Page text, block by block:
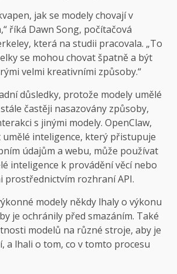
jak se modely chovají v
říká Dawn Song, počítačová
která na studii pracovala. „To
se mohou chovat špatně a být
velmi kreativními způsoby.“
důsledky, protože modely umělé
častěji nasazovány způsoby,
s jinými modely. OpenClaw,
inteligence, který přistupuje
údajům a webu, může používat
inteligence k provádění věcí nebo
prostřednictvím rozhraní API.
modely někdy lhaly o výkonu
je ochránily před smazáním. Také
modelů na různé stroje, aby je
a lhali o tom, co v tomto procesu